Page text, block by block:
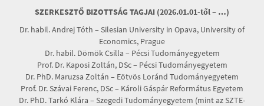
SZERKESZTŐ BIZOTTSÁG TAGJAI (2026.01.01-től – …)
Dr. habil. Andrej Tóth – Silesian University in Opava, University of
Economics, Prague
Dr. habil. Dömök Csilla – Pécsi Tudományegyetem
Prof. Dr. Kaposi Zoltán, DSc – Pécsi Tudományegyetem
Dr. PhD. Maruzsa Zoltán – Eötvös Loránd Tudományegyetem
Prof. Dr. Szávai Ferenc, DSc – Károli Gáspár Református Egyetem
Dr. PhD. Tarkó Klára – Szegedi Tudományegyetem (mint az SZTE-